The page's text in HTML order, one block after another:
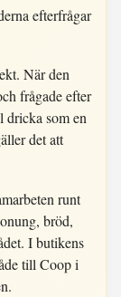
efterfrågar
När den
frågade efter
dricka som en
det att
runt
bröd,
I butikens
till Coop i